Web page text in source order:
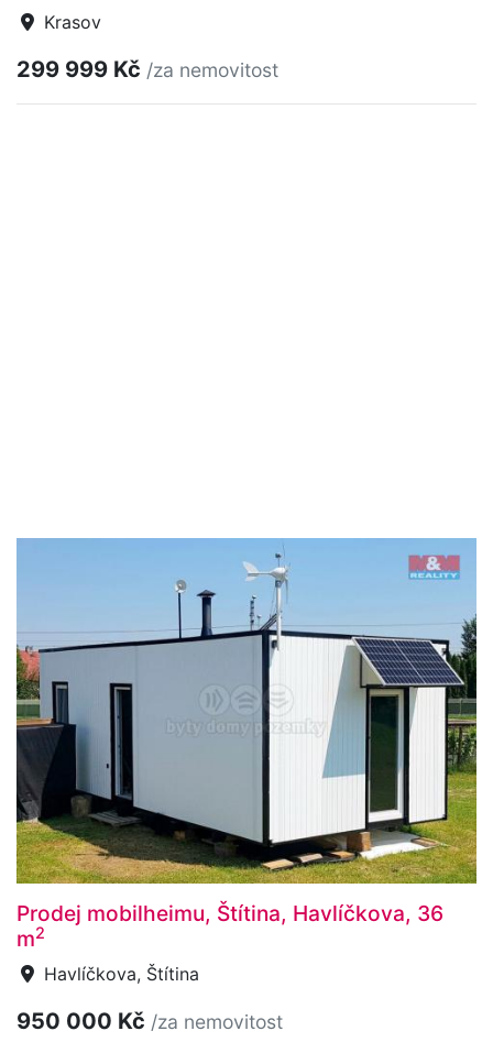
Krasov
299 999 Kč /za nemovitost
Prodej mobilheimu, Štítina, Havlíčkova, 36
m2
Havlíčkova, Štítina
950 000 Kč /za nemovitost